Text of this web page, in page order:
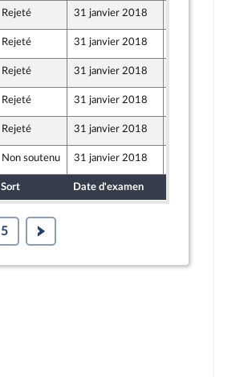
Rejeté 31 janvier 2018
Rejeté 31 janvier 2018
Rejeté 31 janvier 2018
Rejeté 31 janvier 2018
Rejeté 31 janvier 2018
Non soutenu 31 janvier 2018
Sort Date d'examen
5